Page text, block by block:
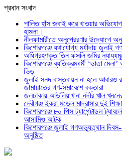
প্রধান সংবাদ
পালিত হাঁস জবাই করে খাওয়ার
হামলা।
নীলফামারীতে অনুপ্রেরণার উদ্যোগে
কিশোরগঞ্জে যথাযোগ্য মর্যাদায় জুলাই
অধিগ্রহণকৃত তিন ফসলি জমির
কিশোরগঞ্জে ব্যতিক্রমধর্মী ‘ভাতা মেলা’
ভিড়
জুলাই সনদ বাস্তবায়ন না হলে আবারও
জামায়াতের গণ-সমাবেশে বক্তারা
জলঢাকায় আউলিয়াখানা নদীর খাল
দেবীগঞ্জ ইকরা মডেল মাদ্রাসার দুই
কিশোরগঞ্জে ৮০ পিস ট্যাপেন্টাডল
আসামিও আটক
কিশোরগঞ্জে জুলাই গণঅভ্যুত্থান
অনুষ্ঠিত